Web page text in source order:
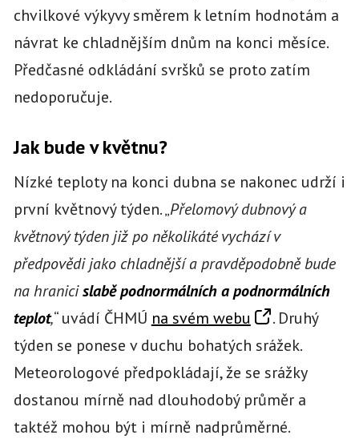
chvilkové výkyvy směrem k letním hodnotám a
návrat ke chladnějším dnům na konci měsíce.
Předčasné odkládání svršků se proto zatím
nedoporučuje.
Jak bude v květnu?
Nízké teploty na konci dubna se nakonec udrží i
první květnový týden. „Přelomový dubnový a
květnový týden již po několikáté vychází v
předpovědi jako chladnější a pravděpodobně bude
na hranicislabě podnormálních a podnormálních
teplot,“ uvádí ČHMÚ na svém webu
. Druhý
týden se ponese v duchu bohatých srážek.
Meteorologové předpokládají, že se srážky
dostanou mírně nad dlouhodobý průměr a
taktéž mohou být i mírně nadprůměrné.